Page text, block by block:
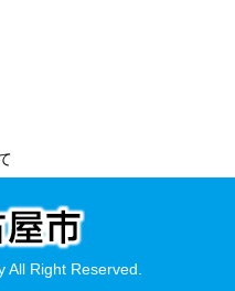
All Right Reserved.